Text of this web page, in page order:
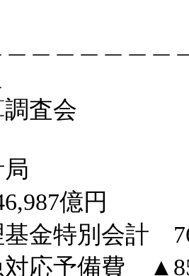
算調査会
億円
金特別会計
応予備費